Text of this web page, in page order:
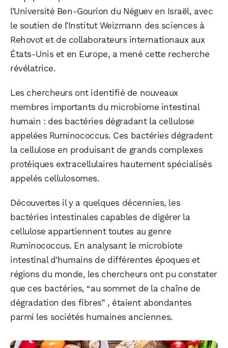
l’Université Ben-Gourion du Néguev en Israël, avec
le soutien de l’Institut Weizmann des sciences à
Rehovot et de collaborateurs internationaux aux
États-Unis et en Europe, a mené cette recherche
révélatrice.
Les chercheurs ont identifié de nouveaux
membres importants du microbiome intestinal
humain : des bactéries dégradant la cellulose
appelées Ruminococcus. Ces bactéries dégradent
la cellulose en produisant de grands complexes
protéiques extracellulaires hautement spécialisés
appelés cellulosomes.
Découvertes il y a quelques décennies, les
bactéries intestinales capables de digérer la
cellulose appartiennent toutes au genre
Ruminococcus. En analysant le microbiote
intestinal d’humains de différentes époques et
régions du monde, les chercheurs ont pu constater
que ces bactéries, “au sommet de la chaîne de
dégradation des fibres” , étaient abondantes
parmi les sociétés humaines anciennes.